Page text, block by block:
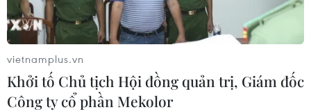
vietnamplus.vn
Khởi tố Chủ tịch Hội đồng quản trị, Giám đốc
Công ty cổ phần Mekolor